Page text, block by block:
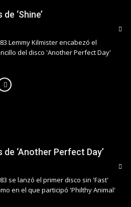
‘Shine’
Lemmy Kilmister encabezó el
del disco 'Another Perfect Day'
‘Another Perfect Day’
se lanzó el primer disco sin 'Fast'
en el que participó 'Philthy Animal'